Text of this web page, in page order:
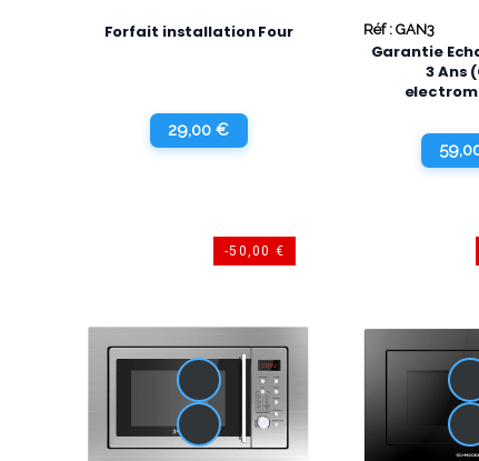
Forfait installation Four
29,00 €
Réf : GAN3
Garantie
3 Ans
-50,00 €